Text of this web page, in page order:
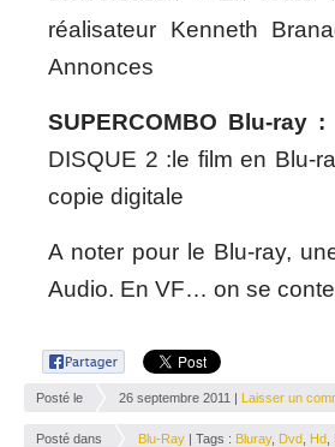
réalisateur Kenneth
Annonces
SUPERCOMBO Blu-ray :
DISQUE 2 :le film en Blu-
copie digitale
A noter pour le Blu-ray,
Audio. En VF… on se
Posté le 26 septembre 2011 | Laisser un
Posté dans Blu-Ray | Tags : Bluray, Dvd Hd